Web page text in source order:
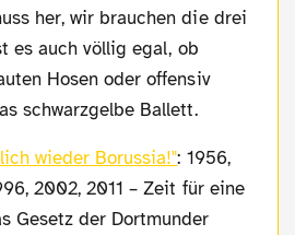
her, wir brauchen die drei
es auch völlig egal, ob
Hosen oder offensiv
schwarzgelbe Ballett.
wieder Borussia!": 1956,
2002, 2011 – Zeit für eine
Gesetz der Dortmunder